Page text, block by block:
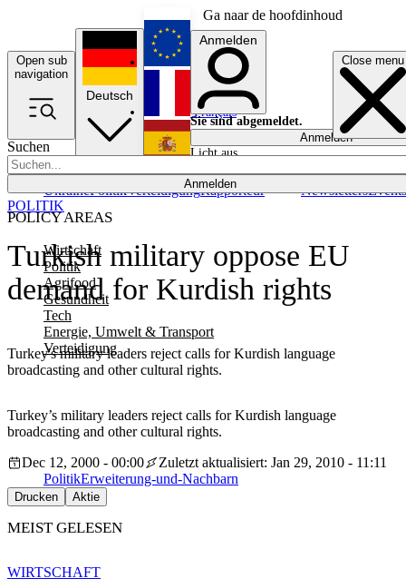
Ga naar de hoofdinhoud
Open sub
navigation
Close menu
Suchen
Anmelden
POLICY AREAS
Wirtschaft
Politik
Agrifood
Gesundheit
Tech
Energie, Umwelt & Transport
Verteidigung
UkrainePolitikVerteidigungRapporteur NewslettersEvents
Deutsch
English
Français
Anmelden
Sie sind abgemeldet.
Anmelden
Licht aus
Turkish military oppose EU
demand for Kurdish rights
Turkey's military leaders reject calls for Kurdish language
broadcasting and other cultural rights.
POLITIK
Turkey’s military leaders reject calls for Kurdish language
broadcasting and other cultural rights.
Dec 12, 2000 - 00:00
Zuletzt aktualisiert: Jan 29, 2010 - 11:11
PolitikErweiterung-und-Nachbarn
Drucken Aktie
MEIST GELESEN
WIRTSCHAFT